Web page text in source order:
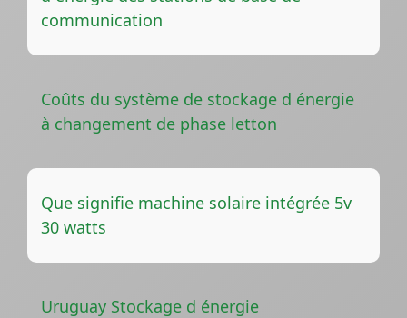
communication
Coûts du système de stockage d énergie
à changement de phase letton
Que signifie machine solaire intégrée 5v
30 watts
Uruguay Stockage d énergie